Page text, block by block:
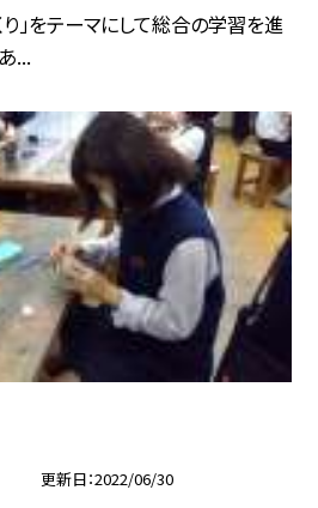
り」をテーマにして総合の学習を進
...
更新日 2022/06/30